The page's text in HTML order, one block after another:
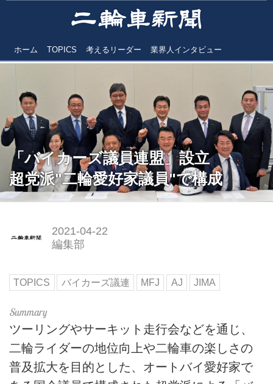
ホーム TOPICS 考えるリーダー 業界人インタビュー
「バイカーズ議員連盟」設立
超党派"二輪愛好家議員"で構成
2021-04-22
編集部
TOPICS バイカーズ議連 MFJ AJ JIMA
ツーリングやサーキット走行会などを通じ、
二輪ライダーの地位向上や二輪車の楽しさの
普及拡大を目的とした、オートバイ愛好家で